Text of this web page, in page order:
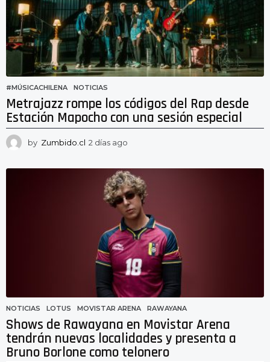
#MÚSICACHILENA ,NOTICIAS
Metrajazz rompe los códigos del Rap desde
Estación Mapocho con una sesión especial
by Zumbido.cl 2 días ago
a
s
a
g
o
NOTICIAS LOTUS ,MOVISTAR ARENA ,RAWAYANA
Shows de Rawayana en Movistar Arena
tendrán nuevas localidades y presenta a
Bruno Borlone como telonero